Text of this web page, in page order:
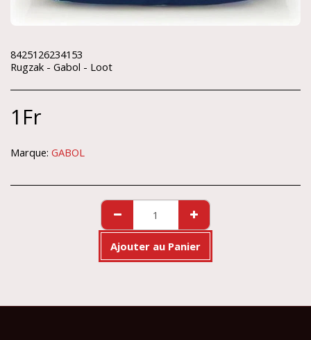
8425126234153
Rugzak - Gabol - Loot
1 Fr
Marque: GABOL
Ajouter au Panier